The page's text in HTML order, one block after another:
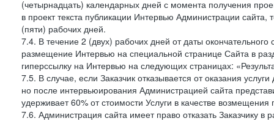
(четырнадцать) календарных дней с момента получения
в проект текста публикации Интервью Администрации сайта,
(пяти) рабочих дней.
7.4. В течение 2 (двух) рабочих дней от даты
размещение Интервью на специальной странице Сайта в
гиперссылку на Интервью на следующих страницах:
7.5. В случае, если Заказчик отказывается от оказания
но после интервьюирования Администрацией сайта
удерживает 60% от стоимости Услуги в качестве
7.6. Администрация сайта имеет право отказать Заказчику